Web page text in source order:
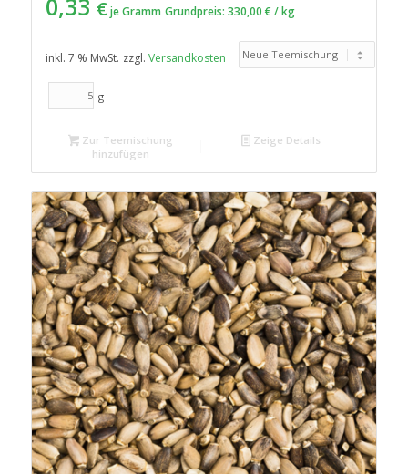
€ je Gramm Grundpreis: 330,00 € /kg
inkl. 7 % MwSt. zzgl. Versandkosten
g
Zur Teemischung
hinzufügen
Zeige Details